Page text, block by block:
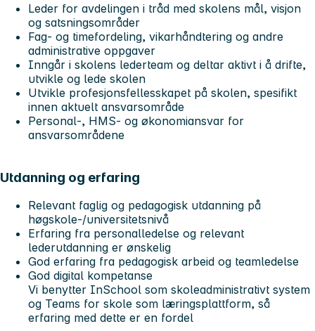
Leder for avdelingen i tråd med skolens mål, visjon
og satsningsområder
Fag- og timefordeling, vikarhåndtering og andre
administrative oppgaver
Inngår i skolens lederteam og deltar aktivt i å drifte,
utvikle og lede skolen
Utvikle profesjonsfellesskapet på skolen, spesifikt
innen aktuelt ansvarsområde
Personal-, HMS- og økonomiansvar for
ansvarsområdene
Utdanning og erfaring
Relevant faglig og pedagogisk utdanning på
høgskole-/universitetsnivå
Erfaring fra personalledelse og relevant
lederutdanning er ønskelig
God erfaring fra pedagogisk arbeid og teamledelse
God digital kompetanse
Vi benytter InSchool som skoleadministrativt system
og Teams for skole som læringsplattform, så
erfaring med dette er en fordel